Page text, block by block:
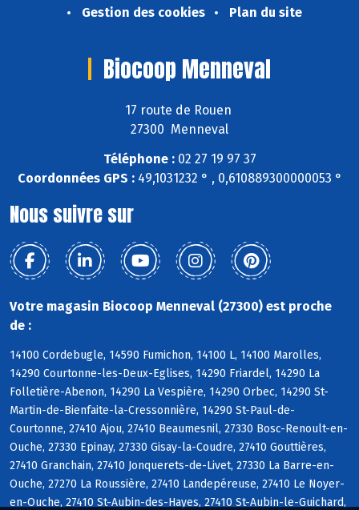
Gestion des cookies
Plan du site
Biocoop Menneval
17 route de Rouen
27300 Menneval
Téléphone :02 27 19 97 37
Coordonnées GPS :49,1031232 ° , 0,610889300000053 °
Nous suivre sur
Votre magasin Biocoop Menneval (27300) est proche
de :
14100 Cordebugle, 14590 Fumichon, 14100 L, 14100 Marolles,
14290 Courtonne-les-Deux-Eglises, 14290 Friardel, 14290 La
Folletière-Abenon, 14290 La Vespière, 14290 Orbec, 14290 St-
Martin-de-Bienfaite-la-Cressonnière, 14290 St-Paul-de-
Courtonne, 27410 Ajou, 27410 Beaumesnil, 27330 Bosc-Renoult-en-
Ouche, 27330 Epinay, 27330 Gisay-la-Coudre, 27410 Gouttières,
27410 Granchain, 27410 Jonquerets-de-Livet, 27330 La Barre-en-
Ouche, 27270 La Roussière, 27410 Landepéreuse, 27410 Le Noyer-
en-Ouche, 27410 St-Aubin-des-Hayes, 27410 St-Aubin-le-Guichard,